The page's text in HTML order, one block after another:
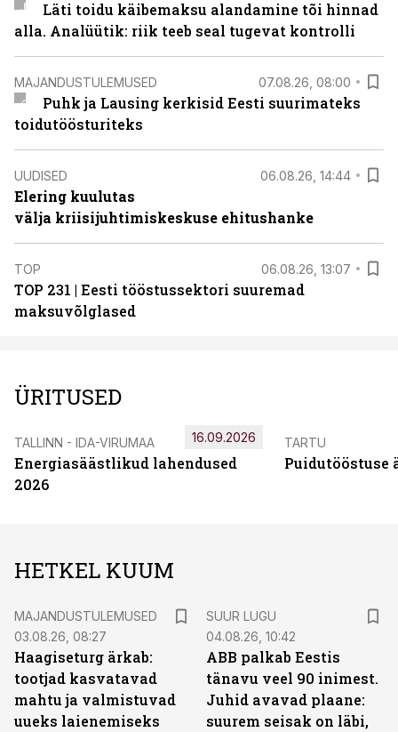
Läti toidu käibemaksu alandamine tõi hinnad
alla. Analüütik: riik teeb seal tugevat kontrolli
MAJANDUSTULEMUSED 07.08.26, 08:00
Puhk ja Lausing kerkisid Eesti suurimateks
toidutöösturiteks
UUDISED 06.08.26, 14:44
Elering kuulutas
välja kriisijuhtimiskeskuse ehitushanke
TOP 06.08.26, 13:07
TOP 231 | Eesti tööstussektori suuremad
maksuvõlglased
ÜRITUSED
TALLINN - IDA-VIRUMAA
Energiasäästlikud lahendused
2026
16.09.2026 TARTU
Puidutööstuse
HETKEL KUUM
MAJANDUSTULEMUSED
03.08.26, 08:27
Haagiseturg ärkab:
tootjad kasvatavad
mahtu ja valmistuvad
uueks laienemiseks
SUUR LUGU
04.08.26, 10:42
ABB palkab Eestis
tänavu veel 90 inimest.
Juhid avavad plaane:
suurem seisak on läbi,